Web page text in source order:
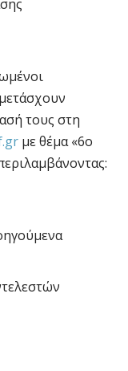
τους στη
με θέμα «6ο